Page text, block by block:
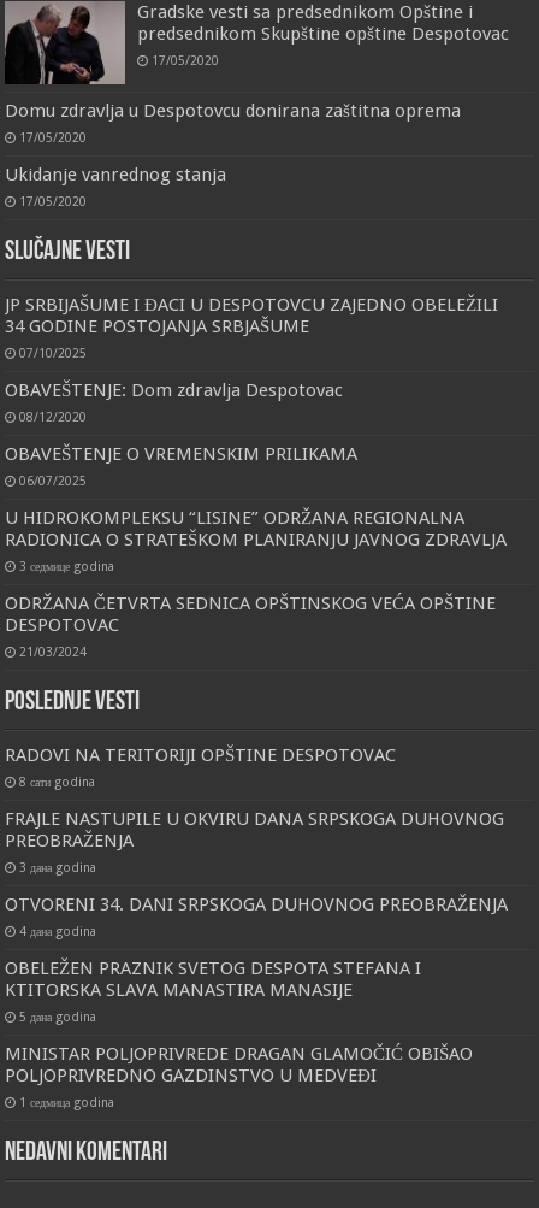
Gradske vesti sa predsednikom Opštine i
predsednikom Skupštine opštine Despotovac
17/05/2020
Domu zdravlja u Despotovcu donirana zaštitna oprema
17/05/2020
Ukidanje vanrednog stanja
17/05/2020
Slučajne vesti
JP SRBIJAŠUME I ĐACI U DESPOTOVCU ZAJEDNO OBELEŽILI
34 GODINE POSTOJANJA SRBJAŠUME
07/10/2025
OBAVEŠTENJE: Dom zdravlja Despotovac
08/12/2020
OBAVEŠTENJE O VREMENSKIM PRILIKAMA
06/07/2025
U HIDROKOMPLEKSU “LISINE” ODRŽANA REGIONALNA
RADIONICA O STRATEŠKOM PLANIRANJU JAVNOG ZDRAVLJA
3 седмице godina
ODRŽANA ČETVRTA SEDNICA OPŠTINSKOG VEĆA OPŠTINE
DESPOTOVAC
21/03/2024
Poslednje vesti
RADOVI NA TERITORIJI OPŠTINE DESPOTOVAC
8 сати godina
FRAJLE NASTUPILE U OKVIRU DANA SRPSKOGA DUHOVNOG
PREOBRAŽENJA
3 дана godina
OTVORENI 34. DANI SRPSKOGA DUHOVNOG PREOBRAŽENJA
4 дана godina
OBELEŽEN PRAZNIK SVETOG DESPOTA STEFANA I
KTITORSKA SLAVA MANASTIRA MANASIJE
5 дана godina
MINISTAR POLJOPRIVREDE DRAGAN GLAMOČIĆ OBIŠAO
POLJOPRIVREDNO GAZDINSTVO U MEDVEĐI
1 седмица godina
Nedavni komentari